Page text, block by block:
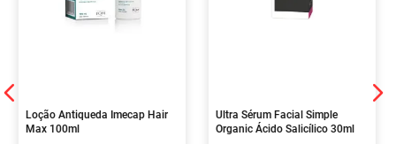
Loção Antiqueda Imecap Hair
Max 100ml
Ultra Sérum Facial Simple
Organic Ácido Salicílico 30ml